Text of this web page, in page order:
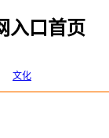
入口首页
文化